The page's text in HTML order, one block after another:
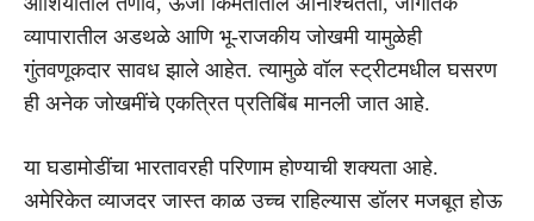
व्यापारातील अडथळे आणि भू-राजकीय जोखमी यामुळेही
गुंतवणूकदार सावध झाले आहेत. त्यामुळे वॉल स्ट्रीटमधील घसरण
ही अनेक जोखमींचे एकत्रित प्रतिबिंब मानली जात आहे.
या घडामोडींचा भारतावरही परिणाम होण्याची शक्यता आहे.
अमेरिकेत व्याजदर जास्त काळ उच्च राहिल्यास डॉलर मजबूत होऊ